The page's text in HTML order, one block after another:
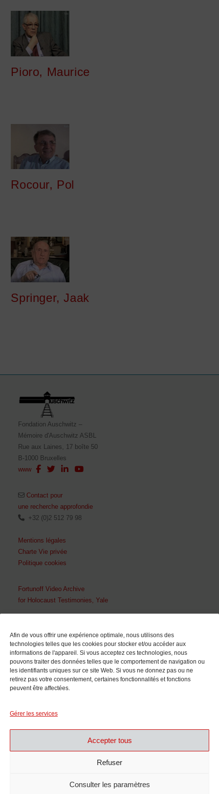
Afin de vous offrir une expérience optimale, nous utilisons des
technologies telles que les cookies pour stocker et/ou accéder aux
informations de l'appareil. Si vous acceptez ces technologies, nous
pouvons traiter des données telles que le comportement de navigation ou
les identifiants uniques sur ce site Web. Si vous ne donnez pas ou ne
retirez pas votre consentement, certaines fonctionnalités et fonctions
peuvent être affectées.
Gérer les services
Accepter tous
Refuser
Consulter les paramètres
Pioro, Maurice
Rocour, Pol
Springer, Jaak
Fondation Auschwitz –
Mémoire d'Auschwitz ASBL
Rue aux Laines, 17 boîte 50
B-1000 Bruxelles
www
Contact pour
une recherche approfondie
+32 (0)2 512 79 98
Mentions légales
Charte Vie privée
Politique cookies
Fortunoff Video Archive
for Holocaust Testimonies, Yale
En collaboration avec